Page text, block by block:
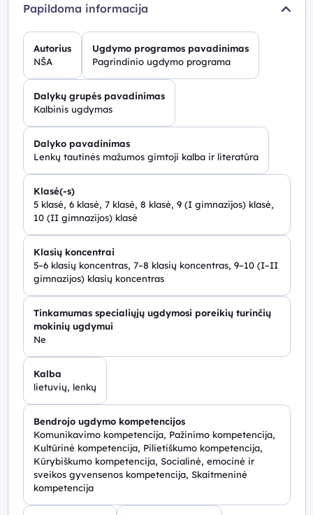
Papildoma informacija
Autorius
NŠA
Ugdymo programos pavadinimas
Pagrindinio ugdymo programa
Dalykų grupės pavadinimas
Kalbinis ugdymas
Dalyko pavadinimas
Lenkų tautinės mažumos gimtoji kalba ir literatūra
Klasė(-s)
5 klasė, 6 klasė, 7 klasė, 8 klasė, 9 (I gimnazijos) klasė,
10 (II gimnazijos) klasė
Klasių koncentrai
5–6 klasių koncentras, 7–8 klasių koncentras, 9–10 (I–II
gimnazijos) klasių koncentras
Tinkamumas specialiųjų ugdymosi poreikių turinčių
mokinių ugdymui
Ne
Kalba
lietuvių, lenkų
Bendrojo ugdymo kompetencijos
Komunikavimo kompetencija, Pažinimo kompetencija,
Kultūrinė kompetencija, Pilietiškumo kompetencija,
Kūrybiškumo kompetencija, Socialinė, emocinė ir
sveikos gyvensenos kompetencija, Skaitmeninė
kompetencija